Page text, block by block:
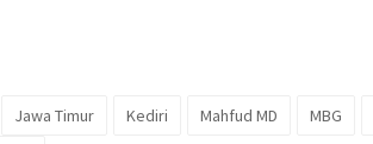
Jawa Timur Kediri Mahfud MD MBG